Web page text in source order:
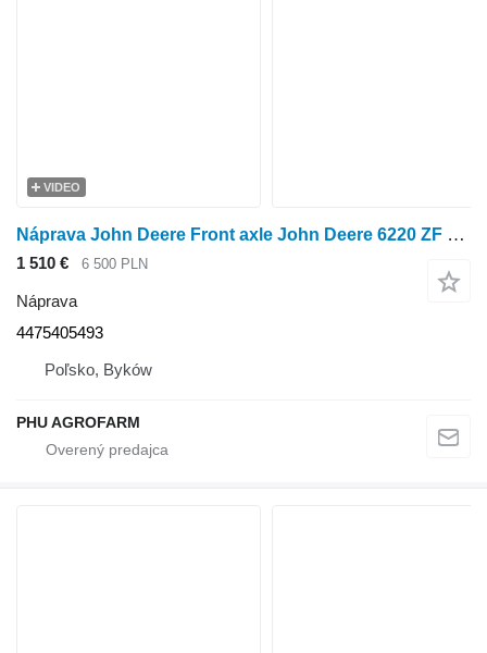
VIDEO
Náprava John Deere Front axle John Deere 6220 ZF 4475405493 na kolesového traktora John Deere 6220
1 510 € 6 500 PLN
Náprava
4475405493
Poľsko, Byków
PHU AGROFARM